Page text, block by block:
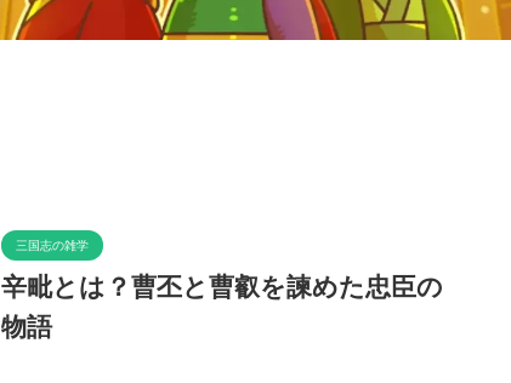
三国志の雑学
辛毗とは？曹丕と曹叡を諫めた忠臣の
物語